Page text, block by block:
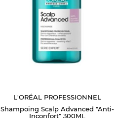
L'ORÉAL PROFESSIONNEL
Shampoing Scalp Advanced "Anti-
Inconfort" 300ML